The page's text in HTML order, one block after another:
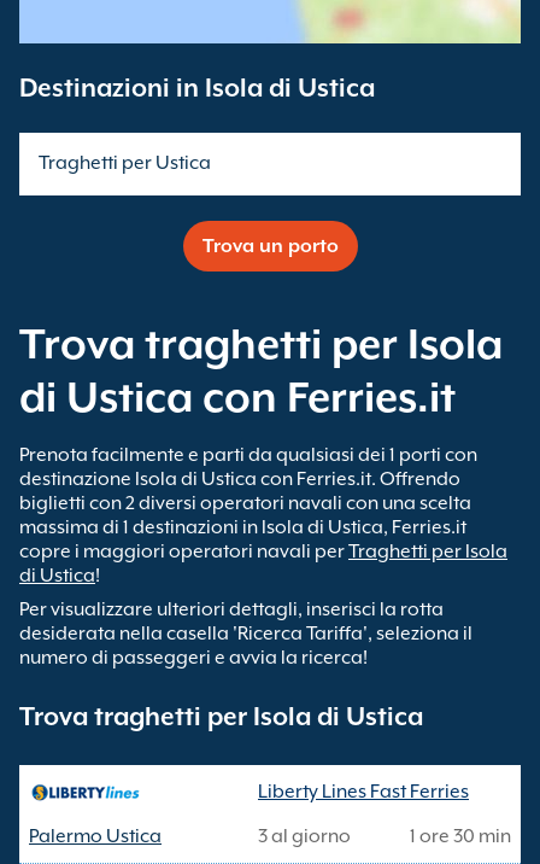
Destinazioni in Isola di Ustica
Traghetti per Ustica
Trova un porto
Trova traghetti per Isola
di Ustica con Ferries.it
Prenota facilmente e parti da qualsiasi dei 1 porti con
destinazione Isola di Ustica con Ferries.it. Offrendo
biglietti con 2 diversi operatori navali con una scelta
massima di 1 destinazioni in Isola di Ustica, Ferries.it
copre i maggiori operatori navali perTraghetti per Isola
di Ustica!
Per visualizzare ulteriori dettagli, inserisci la rotta
desiderata nella casella 'Ricerca Tariffa', seleziona il
numero di passeggeri e avvia la ricerca!
Trova traghetti per Isola di Ustica
Liberty Lines Fast Ferries
Palermo Ustica 3 al giorno 1 ore 30 min